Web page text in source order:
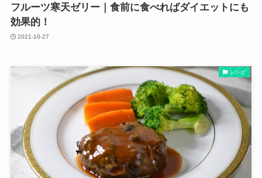
フルーツ寒天ゼリー｜食前に食べればダイエットにも
効果的！
2021-10-27
レシピ